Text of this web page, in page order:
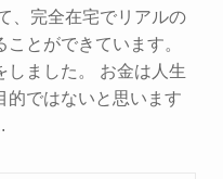
、完全在宅でリアルの
とができています。
しました。 お金は人生
的ではないと思います